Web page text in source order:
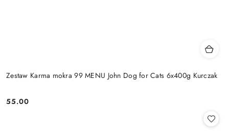
Zestaw Karma mokra 99 MENU John Dog for Cats 6x400g Kurczak
Cena:
55.00